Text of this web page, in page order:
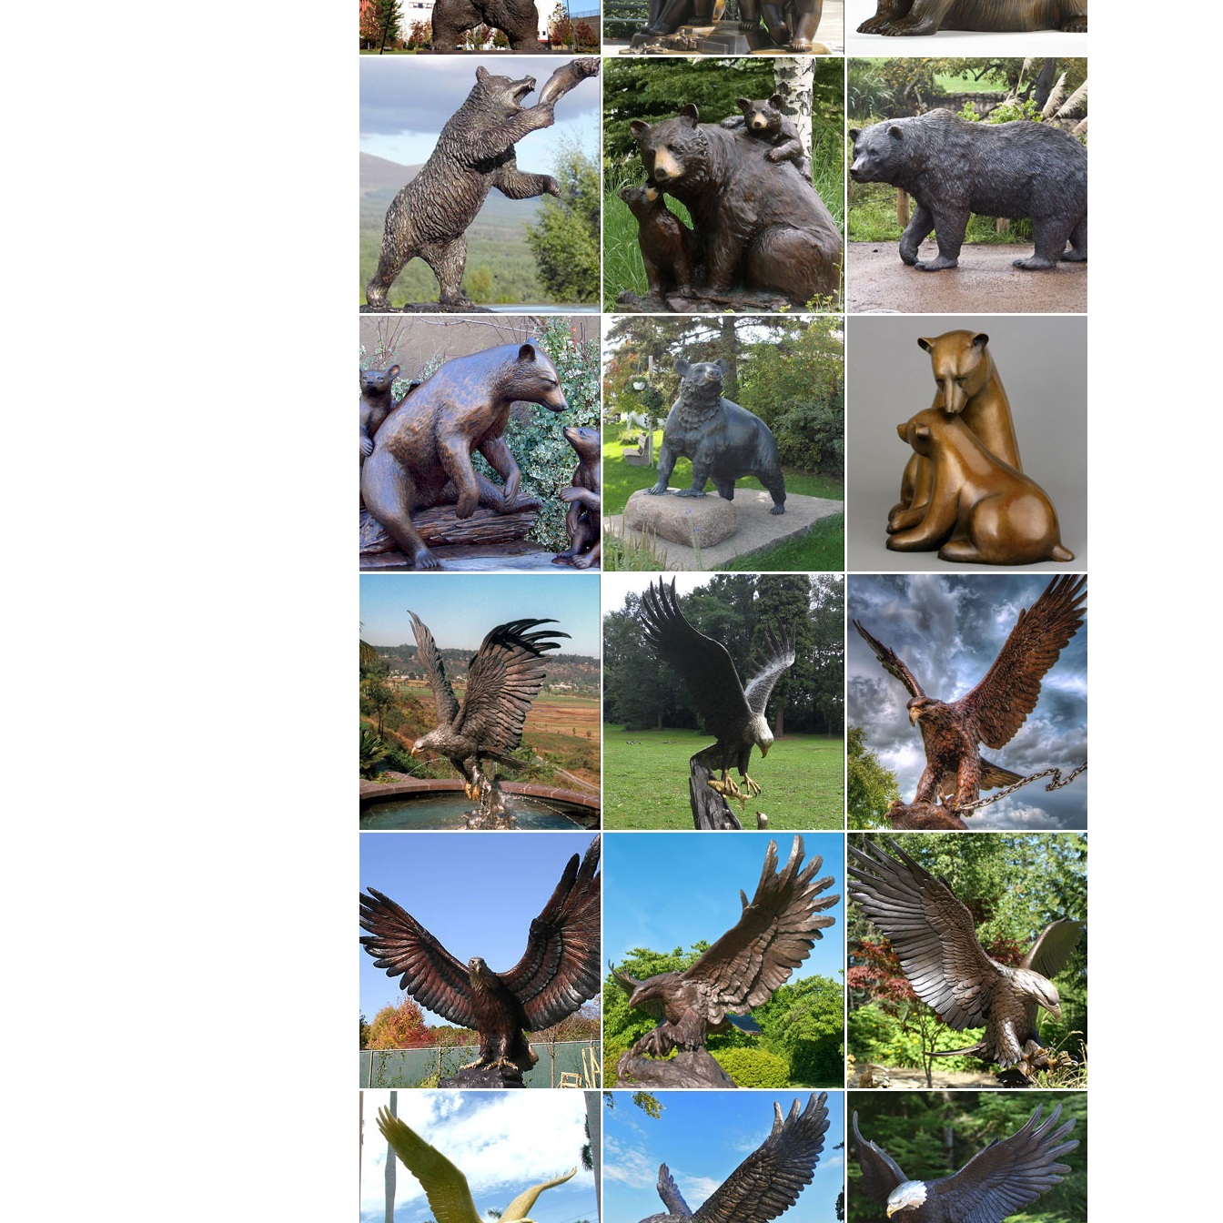
Артикул: 599-795. 0 отзывов. Производство: Китай. Материал: Полистоун.Собака из полистоуна (33) под золото 2 вида символ
2018 года.
Фэн-Шуй: Значение фигурок | Собака
Согласно фэн-шуй, фигурки животных, сделанные из природных материалов – дерева, металла илиДревесина является
вторым элементом в фэн-шуй, а его символы – деревянные предметы, статуэтки, фигурки из дерева, аТрадиционно, дракон –
хранитель сокровищ…
Купить бронзовую статуэтку собаки на подставке в магазине…
В магазине статуэток домашних животных и знаков восточного календаря ПНХП "Золотая антилопа" можно купить бронзовую
статуэтку собаки на подставке из змеевика.Материал. натуральный камень змеевик, патинированная бронза. Тип упаковки.
Размеры.
Статуэтки собак – купить фарфоровые статуэтки собак по…
Статуэтки символы.Материал: Литьевой мрамор Цвет: Бронза Высота, см: 31 Ширина, см: 23 Глубина, см: 16 Вес, кг: 5 Теги:
Статуэтки собак .. Купить. 6 560a.
Фарфоровые статуэтки на Алиэкспресс. Заказываем статуэтки из…
статуэтки собак.На сайте можно найти от девушек в традиционных русских сарафанах, расписанных яркими цветами. До
олимпийской символики, как знаменитый на весь мир Олимпийский мишка, ставший символом целой эпохи.
Фигурки животных и людей из камня
Символы Африки. История продаж статуэток.Статуэтки кошек и собак вырезаны из камня, тщательно отшлифованы и
раскрашены.Купить. Фигурка из натурального камня "Целующиеся влюбленные". 1 500 р.
Фигурки Собак 2018.Магазин Смешных… | 50podarkov.ru
Фигурки Собак 2018.Магазин денежных собак.Сьтатуэтки собак.Купить статуэтку собаки де20шево 18 в Москве.Декор из
натуральных материалов.
Собака из бронзы | "Талисман Удачи" магазин фэн-шуй
Материал: бронза. Размер: 4 см. х 3 см. Артикул: fln016. Цена: 450.00руб. КоличествоСобака может привлекать в дом деньги и
охранять уже имеющее богатство. Символ собаки в фен-шуй можно использовать в виде статуэтки, изображения или игрушки.
Статуэтки и фигурки собака Китай купить в интернет-магазине…
Купить Статуэтки и фигурки собака Китай с доставкой на следующий день, лучшая цена на бокалы для вина Bohemia, доставка
по Москве и всей России.Материал статуэтки.
Распродажа Бронзовые Фигурки Животных – товары со скидкой…
Распродажа Бронзовые Фигурки Животных и других китайских товаров со скидкой. Дом и сад,Статуэтки и миниатюры,Статуи и
скульптуры, распродажа со скидками на AliExpress.
Статуэтки и фигурки от магазина Дорогой подарок
Для кого Все Женщины Мужчины. По поводу Любой День рождения Новый Год Символ года Хеллоуин На удачу. Цена
отРазнообразие материала позволяет выбирать эксклюзивные статуэтки, подходящие именно под ваш интерьер.
Декоративные Статуэтки Для Интерьера Квартиры Или Дома…
Такие красивые природные материалы как нельзя лучше подойдут традиционному изысканному стилю.Статуэтки,
символизирующие удачу. Рассмотрим, какие фигурки и декоративные предметы предпочтительно иметь в доме.
Статуэтки животных купить по цене от 16 руб….
▶ Лучшие подарки из категории Статуэтки животных. ✔ Только качественные товары ⚠ от популярных производителей
подарков и сувениров.Материал.